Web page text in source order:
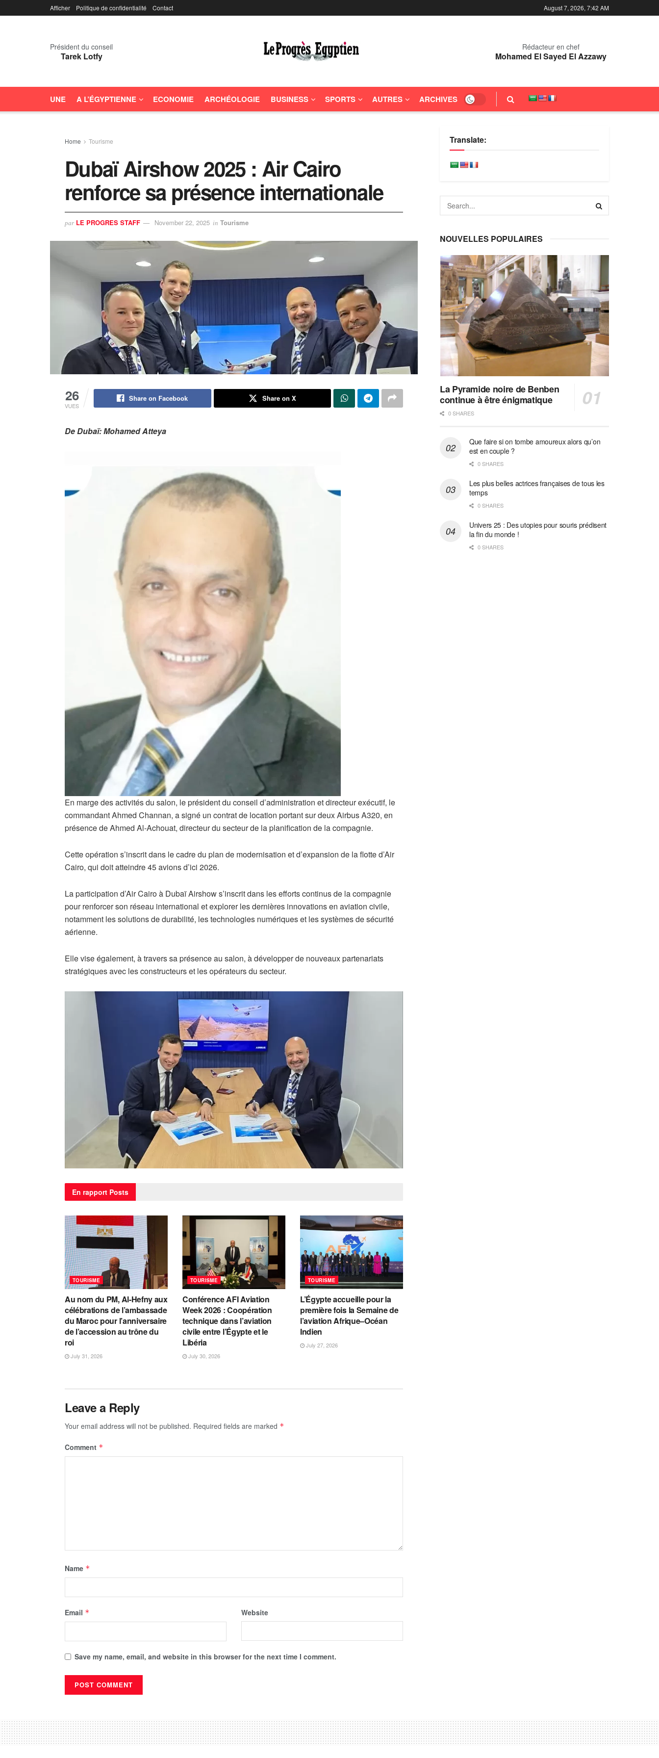
Afficher Politique de confidentialité Contact August 7, 2026, 7:42 AM
Président du conseil
Tarek Lotfy
Rédacteur en chef
Mohamed El Sayed El Azzawy
UNE A L’ÉGYPTIENNE ECONOMIE ARCHÉOLOGIE BUSINESS SPORTS AUTRES ARCHIVES
Home Tourisme
Dubaï Airshow 2025 : Air Cairo
renforce sa présence internationale
par LE PROGRES STAFF November 22, 2025 in Tourisme
26
VUES
Share on Facebook Share on X
De Dubaï: Mohamed Atteya
En marge des activités du salon, le président du conseil d’administration et directeur exécutif, le
commandant Ahmed Channan, a signé un contrat de location portant sur deux Airbus A320, en
présence de Ahmed Al-Achouat, directeur du secteur de la planification de la compagnie.
Cette opération s’inscrit dans le cadre du plan de modernisation et d’expansion de la flotte d’Air
Cairo, qui doit atteindre 45 avions d’ici 2026.
La participation d’Air Cairo à Dubaï Airshow s’inscrit dans les efforts continus de la compagnie
pour renforcer son réseau international et explorer les dernières innovations en aviation civile,
notamment les solutions de durabilité, les technologies numériques et les systèmes de sécurité
aérienne.
Elle vise également, à travers sa présence au salon, à développer de nouveaux partenariats
stratégiques avec les constructeurs et les opérateurs du secteur.
En rapport Posts
TOURISME
Au nom du PM, Al-Hefny aux
célébrations de l’ambassade
du Maroc pour l’anniversaire
de l’accession au trône du
roi
July 31, 2026
TOURISME
Conférence AFI Aviation
Week 2026 : Coopération
technique dans l’aviation
civile entre l’Égypte et le
Libéria
July 30, 2026
TOURISME
L’Égypte accueille pour la
première fois la Semaine de
l’aviation Afrique–Océan
Indien
July 27, 2026
Leave a Reply
Your email address will not be published. Required fields are marked *
Comment *
Name *
Email * Website
Save my name, email, and website in this browser for the next time I comment.
Translate:
NOUVELLES POPULAIRES
La Pyramide noire de Benben
continue à être énigmatique
0 SHARES
Que faire si on tombe amoureux alors qu’on
est en couple ?
0 SHARES
Les plus belles actrices françaises de tous les
temps
0 SHARES
Univers 25 : Des utopies pour souris prédisent
la fin du monde !
0 SHARES